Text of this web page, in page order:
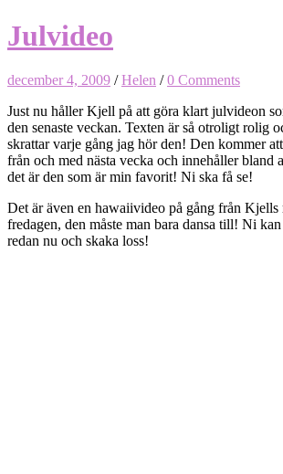
Julvideo
december 4, 2009 /Helen /0 Comments
Just nu håller Kjell på att göra klart julvideon
den senaste veckan. Texten är så otroligt rolig
skrattar varje gång jag hör den! Den kommer
från och med nästa vecka och innehåller bland
det är den som är min favorit! Ni ska få se!
Det är även en hawaiivideo på gång från Kjells
fredagen, den måste man bara dansa till! Ni
redan nu och skaka loss!